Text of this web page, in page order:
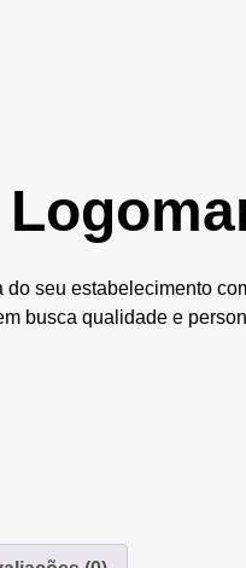
seu estabelecimento
busca qualidade e